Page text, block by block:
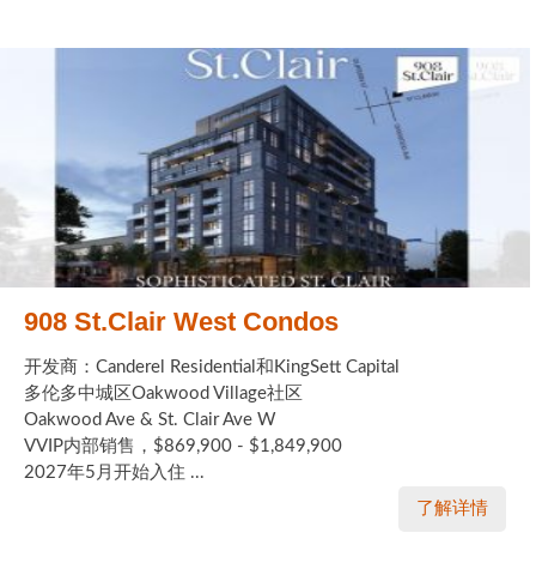
908 St.Clair West Condos
开发商：Canderel Residential和KingSett Capital
多伦多中城区Oakwood Village社区
Oakwood Ave & St. Clair Ave W
VVIP内部销售，$869,900 - $1,849,900
2027年5月开始入住 ...
了解详情